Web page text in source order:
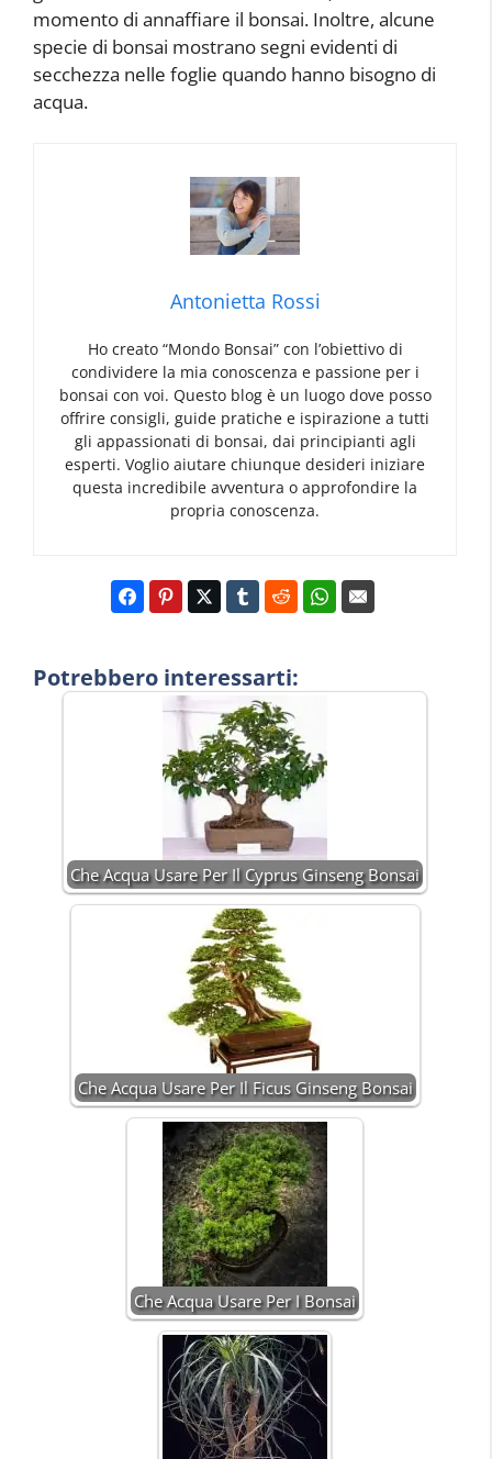
momento di annaffiare il bonsai. Inoltre, alcune
specie di bonsai mostrano segni evidenti di
secchezza nelle foglie quando hanno bisogno di
acqua.
Antonietta Rossi
Ho creato “Mondo Bonsai” con l’obiettivo di
condividere la mia conoscenza e passione per i
bonsai con voi. Questo blog è un luogo dove posso
offrire consigli, guide pratiche e ispirazione a tutti
gli appassionati di bonsai, dai principianti agli
esperti. Voglio aiutare chiunque desideri iniziare
questa incredibile avventura o approfondire la
propria conoscenza.
Potrebbero interessarti:
Che Acqua Usare Per Il Cyprus Ginseng Bonsai
Che Acqua Usare Per Il Ficus Ginseng Bonsai
Che Acqua Usare Per I Bonsai